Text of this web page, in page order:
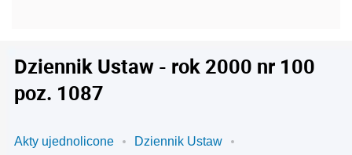
Dziennik Ustaw - rok 2000 nr 100
poz. 1087
Akty ujednolicone
Dziennik Ustaw